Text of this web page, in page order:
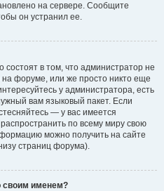
на сервере. Сообщите
он устранил ее.
в том, что администратор не
форуме, или же просто никто еще
у администратора, есть
вам языковый пакет. Если
— у вас имеется
по всему миру свою
можно получить на сайте
страниц форума).
своим именем?